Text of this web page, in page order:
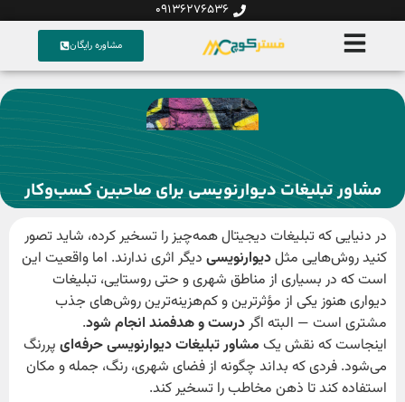
09136276536
مشاوره رایگان
مشاور تبلیغات دیوارنویسی برای صاحبین کسب‌وکار
در دنیایی که تبلیغات دیجیتال همه‌چیز را تسخیر کرده، شاید تصور
کنید روش‌هایی مثلدیوارنویسی دیگر اثری ندارند. اما واقعیت این
است که در بسیاری از مناطق شهری و حتی روستایی، تبلیغات
دیواری هنوز یکی از مؤثرترین و کم‌هزینه‌ترین روش‌های جذب
مشتری است — البته اگردرست و هدفمند انجام شود.
اینجاست که نقش یک مشاور تبلیغات دیوارنویسی حرفه‌ای پررنگ
می‌شود. فردی که بداند چگونه از فضای شهری، رنگ، جمله و مکان
استفاده کند تا ذهن مخاطب را تسخیر کند.